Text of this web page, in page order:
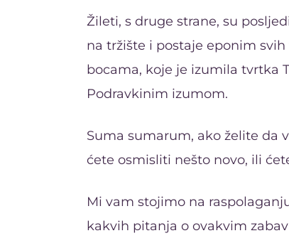
Žileti, s druge strane, su
na tržište i postaje eponim
bocama, koje je izumila tvrtka
Podravkinim izumom.
Suma sumarum, ako želite da
ćete osmisliti nešto novo, ili
Mi vam stojimo na
kakvih pitanja o ovakvim